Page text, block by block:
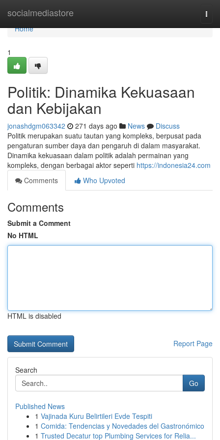
socialmediastore
Home
Home
1
Politik: Dinamika Kekuasaan
dan Kebijakan
jonashdgm063342 271 days ago News
Discuss
Politik merupakan suatu tautan yang kompleks, berpusat pada
pengaturan sumber daya dan pengaruh di dalam masyarakat.
Dinamika kekuasaan dalam politik adalah permainan yang
kompleks, dengan berbagai aktor seperti https://indonesia24.com
Comments
Who Upvoted
Comments
Submit a Comment
No HTML
HTML is disabled
Report Page
Search
Go
Published News
1 Vajinada Kuru Belirtileri Evde Tespiti
1 Comida: Tendencias y Novedades del Gastronómico
1 Trusted Decatur top Plumbing Services for Relia...